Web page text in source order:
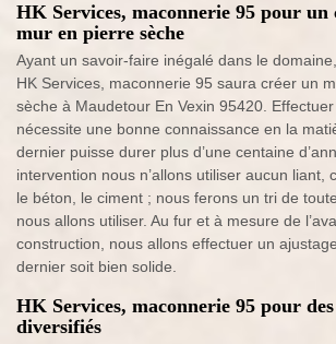
HK Services, maconnerie 95 pour un
mur en pierre sèche
Ayant un savoir-faire inégalé dans le
HK Services, maconnerie 95 saura créer un
sèche à Maudetour En Vexin 95420.
nécessite une bonne connaissance en la
dernier puisse durer plus d’une centaine
intervention nous n’allons utiliser aucun liant,
le béton, le ciment ; nous ferons un tri de
nous allons utiliser. Au fur et à mesure de
construction, nous allons effectuer un
dernier soit bien solide.
HK Services, maconnerie 95 pour
diversifiés